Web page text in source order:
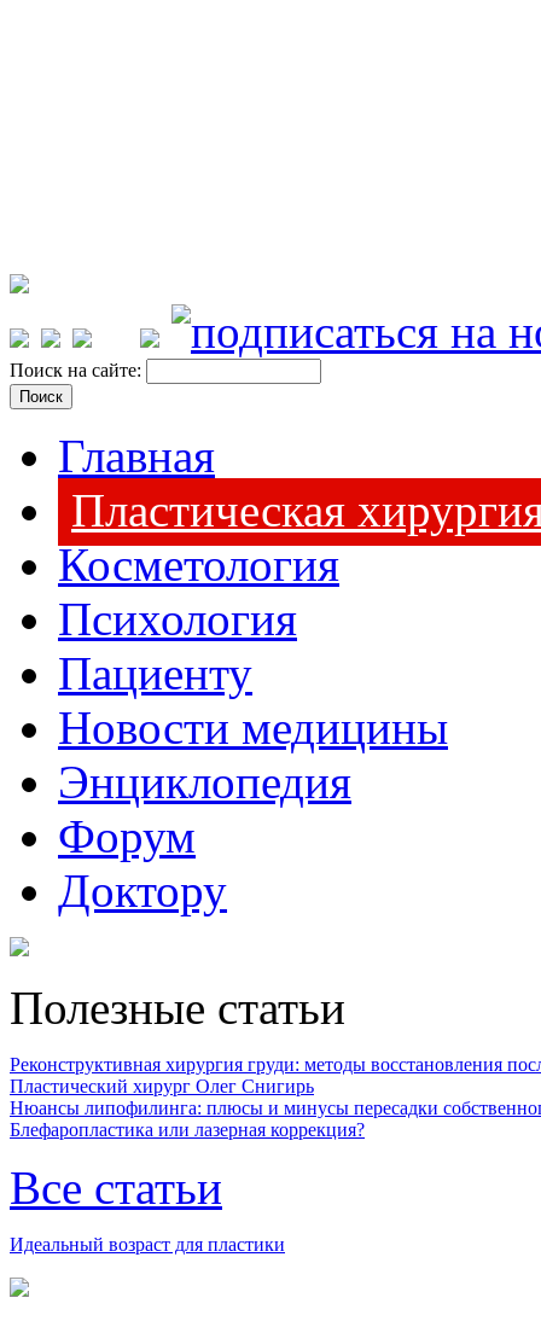
Поиск на сайте:
Главная
Пластическая
Косметология
Психология
Пациенту
Новости медицины
Энциклопедия
Форум
Доктору
Полезные статьи
Реконструктивная хирургия груди: методы восстановления
Пластический хирург Олег Снигирь
Нюансы липофилинга: плюсы и минусы пересадки
Блефаропластика или лазерная коррекция?
Все статьи
Идеальный возраст для пластики